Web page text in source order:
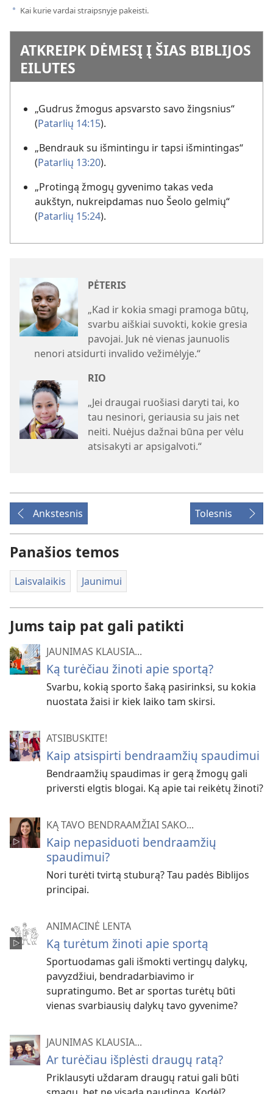
a Kai kurie vardai straipsnyje pakeisti.
ATKREIPK DĖMESĮ Į ŠIAS BIBLIJOS
EILUTES
„Gudrus žmogus apsvarsto savo žingsnius“
(Patarlių 14:15).
„Bendrauk su išmintingu ir tapsi išmintingas“
(Patarlių 13:20).
„Protingą žmogų gyvenimo takas veda
aukštyn, nukreipdamas nuo Šeolo gelmių“
(Patarlių 15:24).
PĖTERIS
„Kad ir kokia smagi pramoga būtų,
svarbu aiškiai suvokti, kokie gresia
pavojai. Juk nė vienas jaunuolis
nenori atsidurti invalido vežimėlyje.“
RIO
„Jei draugai ruošiasi daryti tai, ko
tau nesinori, geriausia su jais net
neiti. Nuėjus dažnai būna per vėlu
atsisakyti ar apsigalvoti.“
Ankstesnis Tolesnis
Panašios temos
Laisvalaikis Jaunimui
Jums taip pat gali patikti
JAUNIMAS KLAUSIA...
Ką turėčiau žinoti apie sportą?
Svarbu, kokią sporto šaką pasirinksi, su kokia
nuostata žaisi ir kiek laiko tam skirsi.
ATSIBUSKITE!
Kaip atsispirti bendraamžių spaudimui
Bendraamžių spaudimas ir gerą žmogų gali
priversti elgtis blogai. Ką apie tai reikėtų žinoti?
KĄ TAVO BENDRAAMŽIAI SAKO...
Kaip nepasiduoti bendraamžių
spaudimui?
Nori turėti tvirtą stuburą? Tau padės Biblijos
principai.
ANIMACINĖ LENTA
Ką turėtum žinoti apie sportą
Sportuodamas gali išmokti vertingų dalykų,
pavyzdžiui, bendradarbiavimo ir
supratingumo. Bet ar sportas turėtų būti
vienas svarbiausių dalykų tavo gyvenime?
JAUNIMAS KLAUSIA...
Ar turėčiau išplėsti draugų ratą?
Priklausyti uždaram draugų ratui gali būti